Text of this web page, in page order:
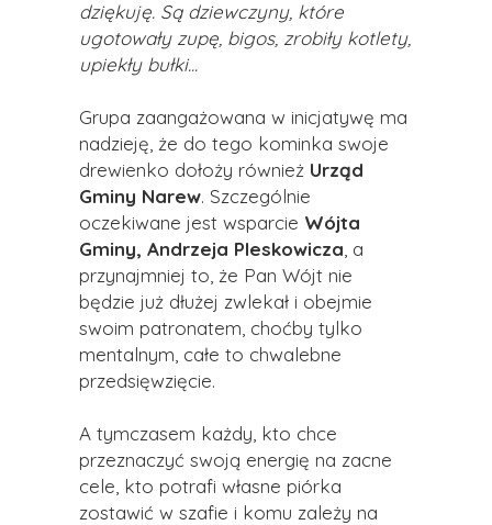
dziękuję. Są dziewczyny, które
ugotowały zupę, bigos, zrobiły kotlety,
upiekły bułki...
Grupa zaangażowana w inicjatywę ma
nadzieję, że do tego kominka swoje
drewienko dołoży również Urząd
Gminy Narew. Szczególnie
oczekiwane jest wsparcie Wójta
Gminy, Andrzeja Pleskowicza , a
przynajmniej to, że Pan Wójt nie
będzie już dłużej zwlekał i obejmie
swoim patronatem, choćby tylko
mentalnym, całe to chwalebne
przedsięwzięcie.
A tymczasem każdy, kto chce
przeznaczyć swoją energię na zacne
cele, kto potrafi własne piórka
zostawić w szafie i komu zależy na